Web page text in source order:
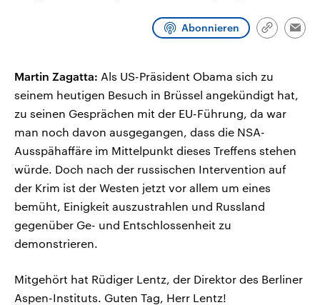
Abonnieren
Link
Martin Zagatta: Als US-Präsident Obama sich zu
seinem heutigen Besuch in Brüssel angekündigt hat,
zu seinen Gesprächen mit der EU-Führung, da war
man noch davon ausgegangen, dass die NSA-
Ausspähaffäre im Mittelpunkt dieses Treffens stehen
würde. Doch nach der russischen Intervention auf
der Krim ist der Westen jetzt vor allem um eines
bemüht, Einigkeit auszustrahlen und Russland
gegenüber Ge- und Entschlossenheit zu
demonstrieren.
Mitgehört hat Rüdiger Lentz, der Direktor des Berliner
Aspen-Instituts. Guten Tag, Herr Lentz!